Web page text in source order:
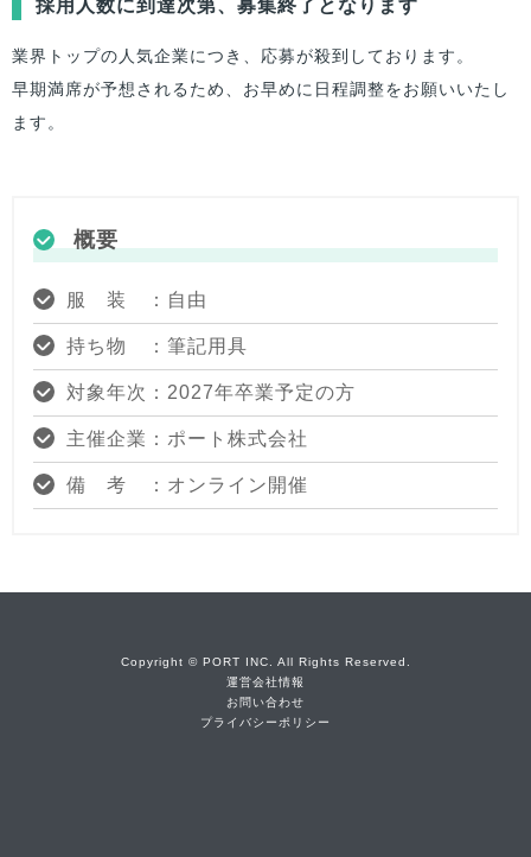
採用人数に到達次第、募集終了となります
業界トップの人気企業につき、応募が殺到しております。
早期満席が予想されるため、お早めに日程調整をお願いいたし
ます。
概要
服 装 ：自由
持ち物 ：筆記用具
対象年次：2027年卒業予定の方
主催企業：ポート株式会社
備 考 ：オンライン開催
Copyright © PORT INC. All Rights Reserved.
運営会社情報
お問い合わせ
プライバシーポリシー